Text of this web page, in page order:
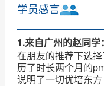
学员感言
1.来自广州的赵同学：
在朋友的推荐下选
历了时长两个月的
说明了一切优培东